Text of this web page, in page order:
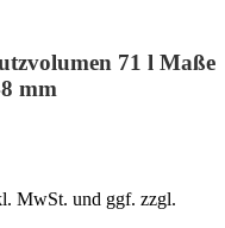
71 l Maße
mm
MwSt. und ggf. zzgl.